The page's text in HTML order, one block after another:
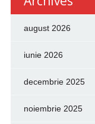
august 2026
iunie 2026
decembrie 2025
noiembrie 2025